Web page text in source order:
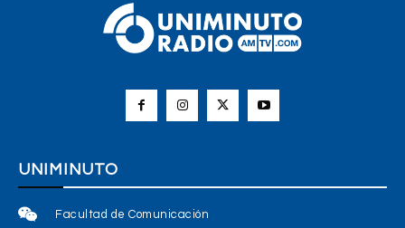
UNIMINUTO
Facultad de Comunicación